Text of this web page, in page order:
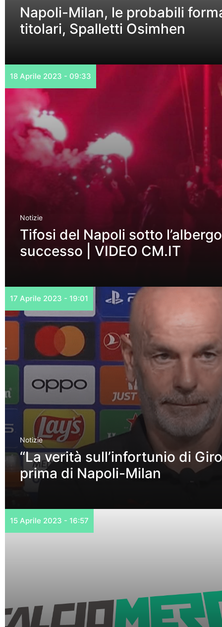
Napoli-Milan, le probabili
titolari, Spalletti Osimhen
18 Aprile 2023 - 09:33
Notizie
Tifosi del Napoli sotto
successo | VIDEO CM.IT
17 Aprile 2023 - 19:01
Notizie
“La verità sull’infortunio di
prima di Napoli-Milan
15 Aprile 2023 - 16:57